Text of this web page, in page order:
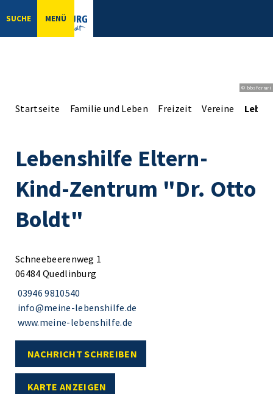
SUCHE MENÜ
© bbsferrari
Startseite Familie und Leben Freizeit Vereine
Lebenshilfe Eltern-
Kind-Zentrum "Dr. Otto
Boldt"
Schneebeerenweg 1
06484 Quedlinburg
03946 9810540
info@meine-lebenshilfe.de
www.meine-lebenshilfe.de
NACHRICHT SCHREIBEN
KARTE ANZEIGEN